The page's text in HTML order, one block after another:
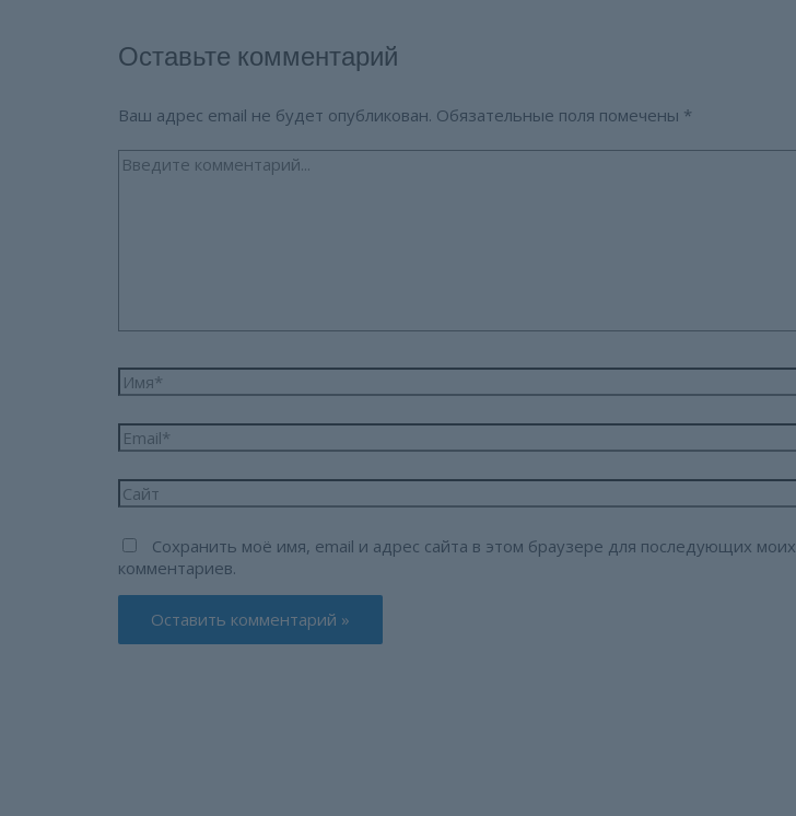
Оставьте комментарий
Ваш адрес email не будет опубликован. Обязательные поля помечены *
Введите
Имя*
Email*
Сайт
Сохранить моё имя, email и адрес сайта в этом браузере для последующих моих
комментариев.